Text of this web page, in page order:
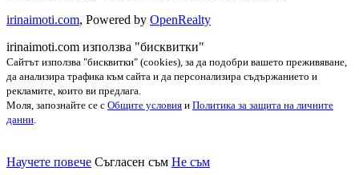
irinaimoti.com, Powered by OpenRealty
irinaimoti.com използва "бисквитки"
Сайтът използва "бисквитки" (cookies), за да подобри вашето преживяване,
да анализира трафика към сайта и да персонализира съдържанието и
рекламите, които ви предлага.
Моля, запознайте се с Общите условия и Политика за защита на личните
данни
Научете повече Съгласен съм Не съм